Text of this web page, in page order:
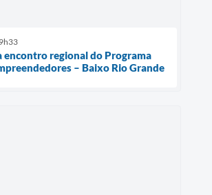
encontro regional do Programa
– Baixo Rio Grande